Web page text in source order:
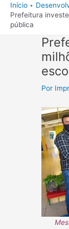
Início
Prefeitura
pública
Por